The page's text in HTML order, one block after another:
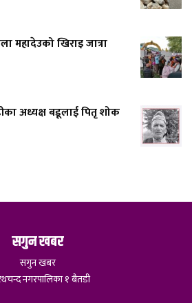
महादेउको खिराइ जात्रा
अध्यक्ष बडूलाई पितृ शोक
सगुन खबर
सगुन खबर
नगरपालिका १ बैतडी